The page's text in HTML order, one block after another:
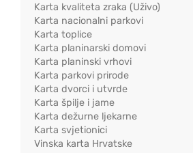
Karta kvaliteta zraka (Uživo)
Karta nacionalni parkovi
Karta toplice
Karta planinarski domovi
Karta planinski vrhovi
Karta parkovi prirode
Karta dvorci i utvrde
Karta špilje i jame
Karta dežurne ljekarne
Karta svjetionici
Vinska karta Hrvatske